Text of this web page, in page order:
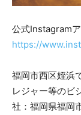
公式Instagram
https://
福岡市西区姪浜
レジャー等のビ
社：福岡県福岡